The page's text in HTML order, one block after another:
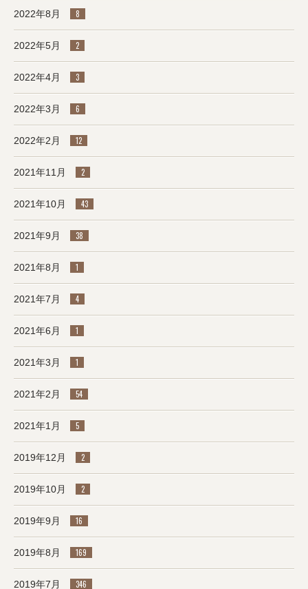
2022年8月 8
2022年5月 2
2022年4月 3
2022年3月 6
2022年2月 12
2021年11月 2
2021年10月 43
2021年9月 38
2021年8月 1
2021年7月 4
2021年6月 1
2021年3月 1
2021年2月 54
2021年1月 5
2019年12月 2
2019年10月 2
2019年9月 16
2019年8月 169
2019年7月 346